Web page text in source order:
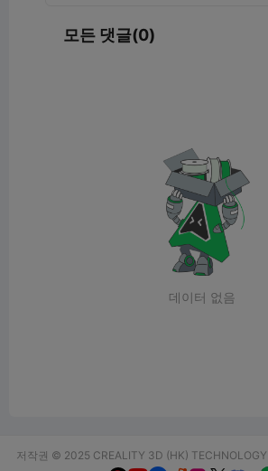
모든 댓글(0)
데이터 없음
저작권 © 2025 CREALITY 3D (HK)